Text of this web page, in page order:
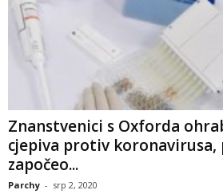
Znanstvenici s Oxforda
cjepiva protiv koronavirusa,
započeo...
Parchy - srp 2, 2020